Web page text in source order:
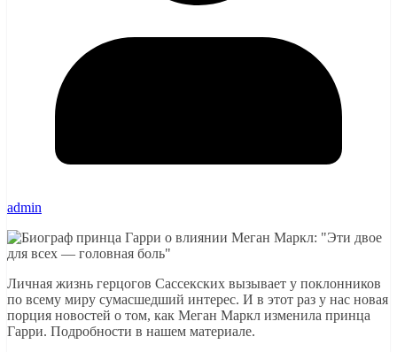
admin
Личная жизнь герцогов Сассекских вызывает у поклонников
по всему миру сумасшедший интерес. И в этот раз у нас новая
порция новостей о том, как Меган Маркл изменила принца
Гарри. Подробности в нашем материале.